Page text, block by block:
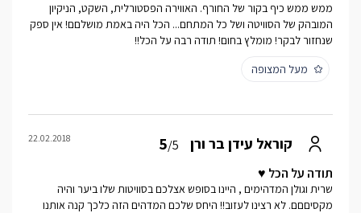
ממש ממש כיף בקור של החורף. האווירה הפסטורלית, השקט, הניקיון
המובהק של הסוויטה ושל כל המתחם... הכל היה באמת מושלםם! אין ספק
שנחזור לבקר! מומלץ בחום! תודה רבה על הכל!!
מעל המצופה
קוראל עידן בר ורן 5/5
22.02.2018
תודה על הכל ♥
שרית וגולן המדהימים , היינו בסופש אצלכם בסוויטות שלו ביער והיה
מקסיםםם. לא רצינו לעזוב!! היחס שלכם המדהים הזה כלכך קנה אותנו